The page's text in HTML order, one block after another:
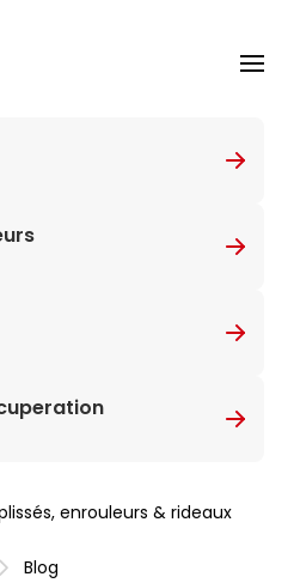
enrouleurs & rideaux
Blog